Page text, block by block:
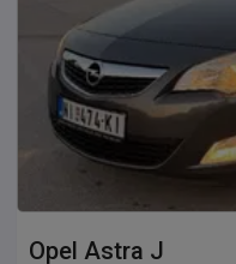
Opel Astra J